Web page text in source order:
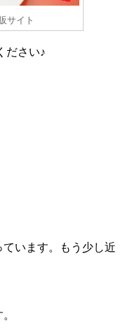
サイト
ださい♪
ています。もう少し近